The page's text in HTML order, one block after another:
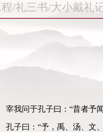
/礼三书/大小戴礼
宰我问于孔子曰：“昔者予
孔子曰：“予，禹、汤、文